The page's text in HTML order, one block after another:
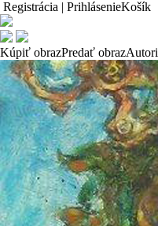
Košík
Registrácia | Prihlásenie
Kúpiť obrazPredať obrazAutori